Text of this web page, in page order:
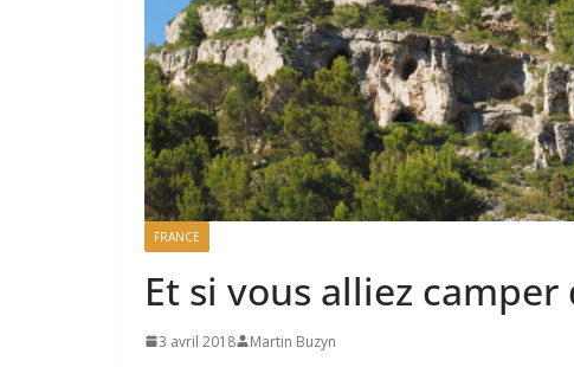
FRANCE
Et si vous alliez camper
3 avril 2018 Martin Buzyn